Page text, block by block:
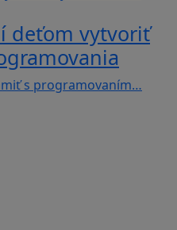
deťom vytvoriť
s programovaním…